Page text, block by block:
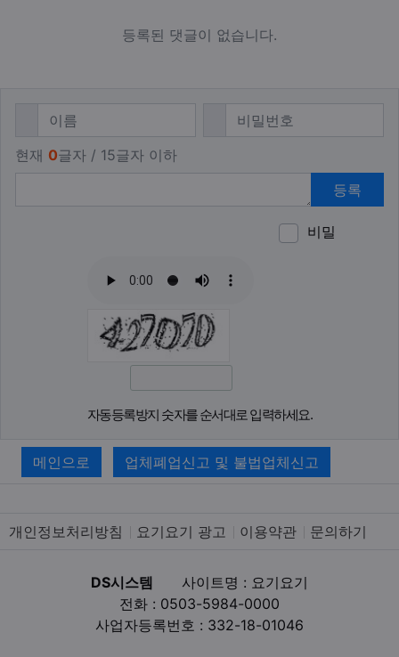
등록된 댓글이 없습니다.
댓글쓰기
필수 비밀번호필수
현재 0글자 / 15글자 이하
등록
비밀
자동등록방지 숫자를 순서대로 입력하세요.
메인으로 업체폐업신고 및 불법업체신고
개인정보처리방침 요기요기 광고 이용약관 문의하기
DS시스템
사이트명 : 요기요기
전화 : 0503-5984-0000
사업자등록번호 : 332-18-01046